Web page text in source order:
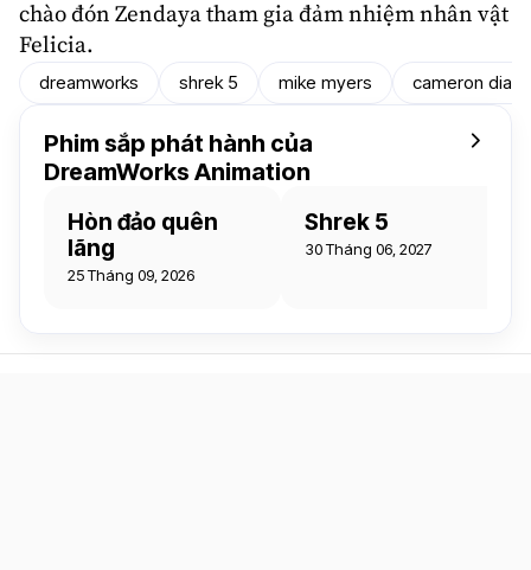
chào đón Zendayatham gia đảm nhiệm nhân vật
Felicia.
dreamworks shrek 5 mike myers cameron diaz
Phim sắp phát hành của
DreamWorks Animation
Hòn đảo quên
lãng
25 Tháng 09, 2026
Shrek 5
30 Tháng 06, 2027